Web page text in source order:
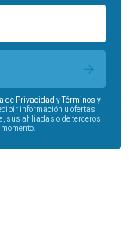
de Privacidad yTérminos y
información u ofertas
sus afiliadas o de terceros.